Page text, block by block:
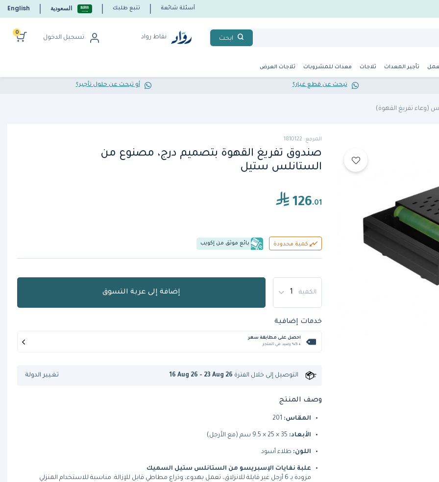
أسئلة شائعة تتبع طلبك السعودية English
ابحث نقاط رواد تسجيل الدخول
0
تأجير المعدات ثلاجات معدات للمشروبات ثلاجات العرض
تبحث عن قطع غيار؟ أو تبحث عن حلول تأجير؟
(وعاء تفريغ القهوة)
المرجع: 1810122
صندوق تفريغ القهوة بتصميم درج، مصنوع من
الستانلس ستيل
126.01
كمية محدودة بائع موثق من إكويب
الكمية إضافة إلى عربة التسوق
خدمات إضافية
احصل على مطابقة سعر
+ %5 رصيد في المتجر
التوصيل إلى خلال الفترة 16 Aug 26 - 23 Aug 26 تغيير الدولة
وصف المنتج
المقاس:
الأبعاد:
اللون: طلاء أسود
علبة نفايات الإسبريسو من الستانلس ستيل السميك
مزودة بـ 6 أرجل غير قابلة للانزلاق، تعمل بهدوء، وذراع مطاطي قابل للإزالة. مناسبة للاستخدام المنزلي